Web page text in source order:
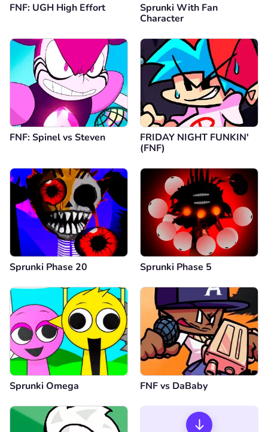
FNF: UGH High Effort
Sprunki With Fan
Character
FNF: Spinel vs Steven
FRIDAY NIGHT FUNKIN'
(FNF)
Sprunki Phase 20 Sprunki Phase 5
Sprunki Omega FNF vs DaBaby